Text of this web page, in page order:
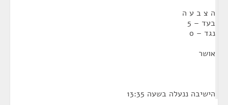
ה צ ב ע ה
בעד – 5
נגד – 0
אושר
הישיבה ננעלה בשעה 13:35